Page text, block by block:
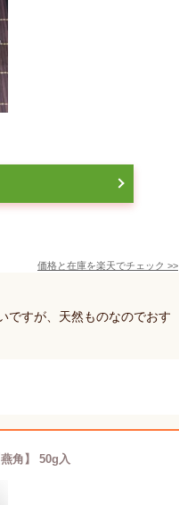
価格と在庫を楽天でチェック >>
ですが、天然ものなのでおす
角】 50g入